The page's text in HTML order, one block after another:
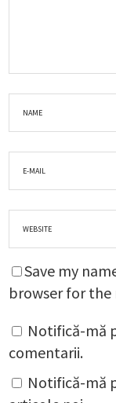
Save my
browser for
Notifică-mă
comentarii.
Notifică-mă